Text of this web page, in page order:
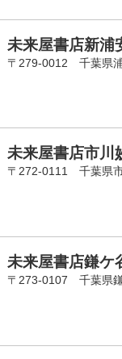
未来屋書店新浦
〒279-0012 千葉県
未来屋書店市川
〒272-0111 千葉県
未来屋書店鎌ケ
〒273-0107 千葉県